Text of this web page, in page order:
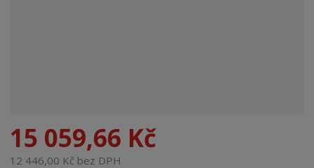
15 059,66 Kč
12 446,00 Kč bez DPH